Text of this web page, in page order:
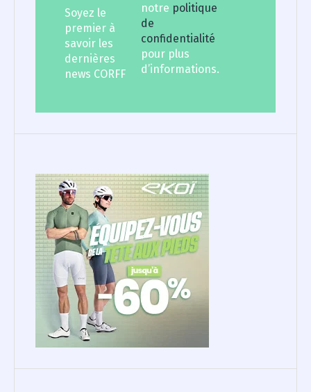
Soyez le
premier à
savoir les
dernières
news CORFF
notre politique
de
confidentialité
pour plus
d’informations.